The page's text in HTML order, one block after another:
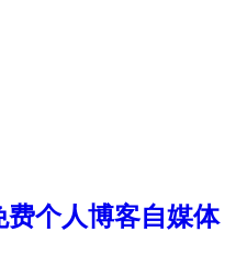
费个人博客自媒体